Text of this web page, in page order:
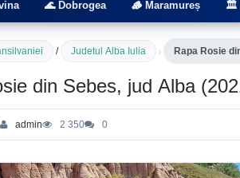
🌊 Dobrogea 🪵 Maramureș 🏛️
/ Judetul Alba Iulia › Rapa Rosie
din Sebes, jud Alba
admin 2 350 0